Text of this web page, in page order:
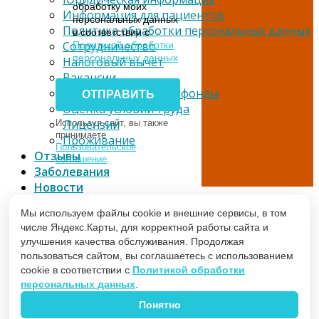
обработку моих
персональных данных
в соответствии с
Политикой обработки
персональных данных
Используя сайт, вы также
принимаете
Пользовательское
соглашение.
Оставить заявку
Информация для пациентов
Политика обработки персональных данных
Сотрудничество
Налоговый вычет
Вакансии
Благотворительные фонды
Оценка условий труда
Лицензии
Проживание
Отзывы
Заболевания
Новости
Партнерам
Мы используем файлы cookie и внешние сервисы, в том
числе Яндекс.Карты, для корректной работы сайта и
улучшения качества обслуживания. Продолжая
пользоваться сайтом, вы соглашаетесь с использованием
cookie в соответствии с Политикой обработки
персональных данных
Понятно